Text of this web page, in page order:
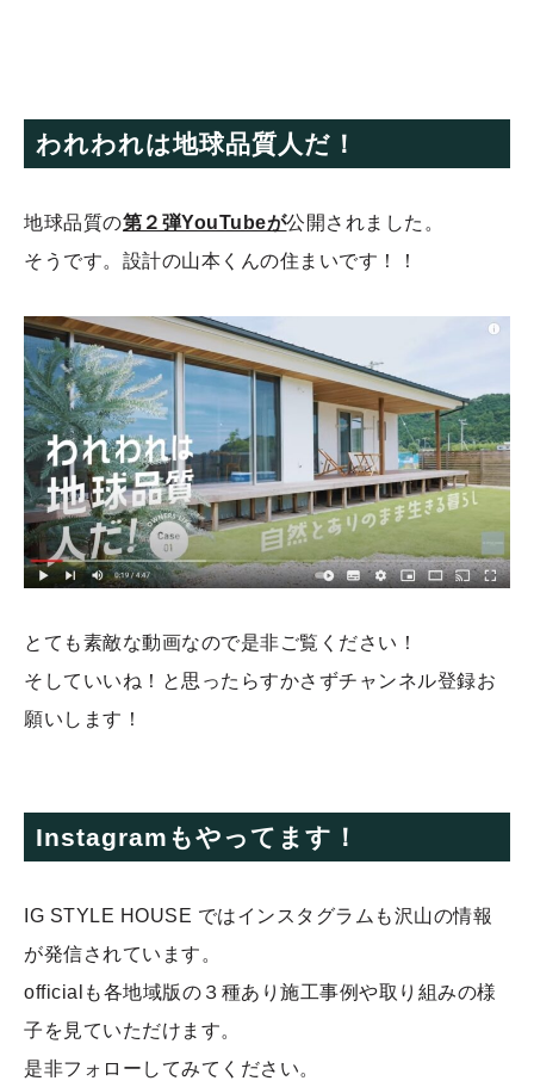
われわれは地球品質人だ！
地球品質の第２弾YouTubeが公開されました。
そうです。設計の山本くんの住まいです！！
とても素敵な動画なので是非ご覧ください！
そしていいね！と思ったらすかさずチャンネル登録お
願いします！
Instagramもやってます！
IG STYLE HOUSE ではインスタグラムも沢山の情報
が発信されています。
officialも各地域版の３種あり施工事例や取り組みの様
子を見ていただけます。
是非フォローしてみてください。